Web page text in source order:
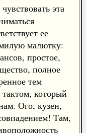
эта
ее
малютку:
простое,
полное
тем
который
Ого, кузен,
Там,